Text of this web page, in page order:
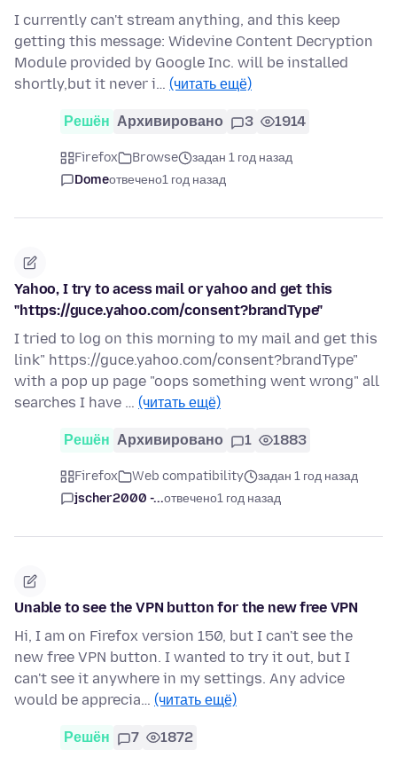
I currently can't stream anything, and this keep
getting this message: Widevine Content Decryption
Module provided by Google Inc. will be installed
shortly,but it never i… (читать ещё)
Решён Архивировано 3 1914
Firefox Browse
задан 1 год назад
Domeотвечено1 год назад
Yahoo, I try to acess mail or yahoo and get this
"https://guce.yahoo.com/consent?brandType"
I tried to log on this morning to my mail and get this
link" https://guce.yahoo.com/consent?brandType"
with a pop up page "oops something went wrong" all
searches I have … (читать ещё)
Решён Архивировано 1 1883
Firefox Web compatibility
задан 1 год назад
jscher2000 -...отвечено1 год назад
Unable to see the VPN button for the new free VPN
Hi, I am on Firefox version 150, but I can't see the
new free VPN button. I wanted to try it out, but I
can't see it anywhere in my settings. Any advice
would be apprecia… (читать ещё)
Решён 7 1872